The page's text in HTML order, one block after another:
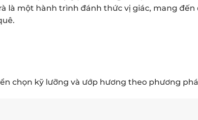
là một hành trình đánh thức vị giác, mang
chọn kỹ lưỡng và ướp hương theo phương